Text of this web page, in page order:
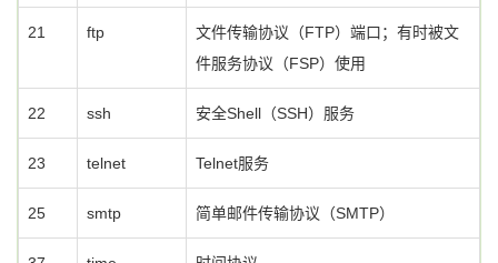
21 ftp
文件传输协议（FTP）端口；有时被文
件服务协议（FSP）使用
22 ssh 安全Shell（SSH）服务
23 telnet Telnet服务
25 smtp 简单邮件传输协议（SMTP）